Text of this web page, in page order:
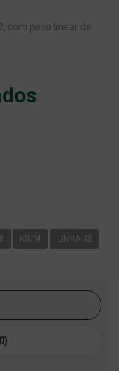
com peso linear de
KG/M LINHA 42